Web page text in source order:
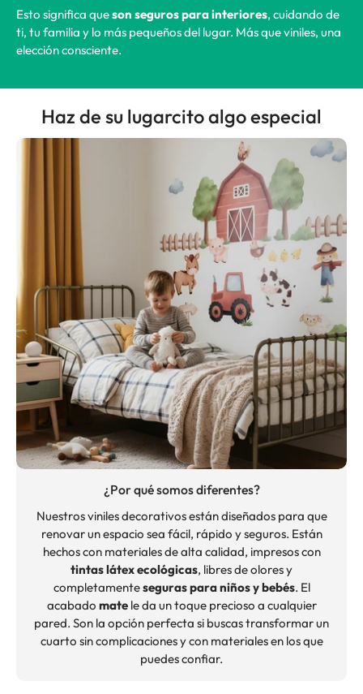
Esto significa queson seguros para interiores, cuidando de
ti, tu familia y lo más pequeños del lugar. Más que viniles, una
elección consciente.
Haz de su lugarcito algo especial
¿Por qué somos diferentes?
Nuestros viniles decorativos están diseñados para que
renovar un espacio sea fácil, rápido y seguros. Están
hechos con materiales de alta calidad, impresos con
tintas látex ecológicas, libres de olores y
completamenteseguras para niños y bebés. El
acabado matele da un toque precioso a cualquier
pared. Son la opción perfecta si buscas transformar un
cuarto sin complicaciones y con materiales en los que
puedes confiar.